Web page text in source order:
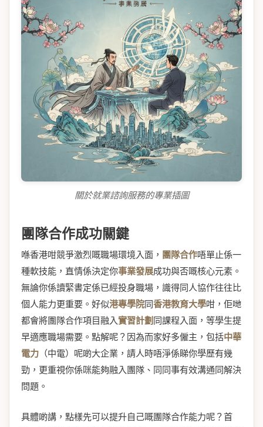
關於就業諮詢服務的專業插圖
團隊合作成功關鍵
喺香港咁競爭激烈嘅職場環境入面， 團隊合作唔單止係一
種軟技能，直情係決定你事業發展成功與否嘅核心元素。
無論你係讀緊書定係已經投身職場，識得同人協作往往比
個人能力更重要。好似港專學院同香港教育大學咁，佢哋
都會將團隊合作項目融入實習計劃 同課程入面，等學生提
早適應職場需要。點解呢？因為而家好多僱主，包括中華
電力 （中電）呢啲大企業，請人時唔淨係睇你學歷有幾
勁，更重視你係咪能夠融入團隊、同同事有效溝通同解決
問題。
具體啲講，點樣先可以提升自己嘅團隊合作能力呢？首